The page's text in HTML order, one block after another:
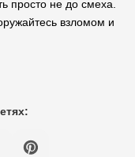
просто не до смеха.
взломом и